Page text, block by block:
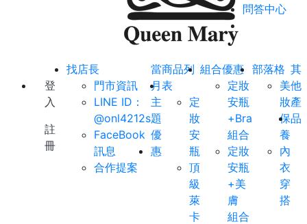
問答中心
登
入
註
冊
找店長
門市資訊
LINE ID：
@onl4212s
FaceBook
訊息
合作提案
當
月
主
題
優
惠
商品列
表
定
妝
安
瓶
頂
級
萊
卡
組合優惠
定妝
安瓶
+Bra
組合
定妝
安瓶
+美
膚
組合
部落格
美
妝
保
養
內
衣
穿
搭
其
他
產
品